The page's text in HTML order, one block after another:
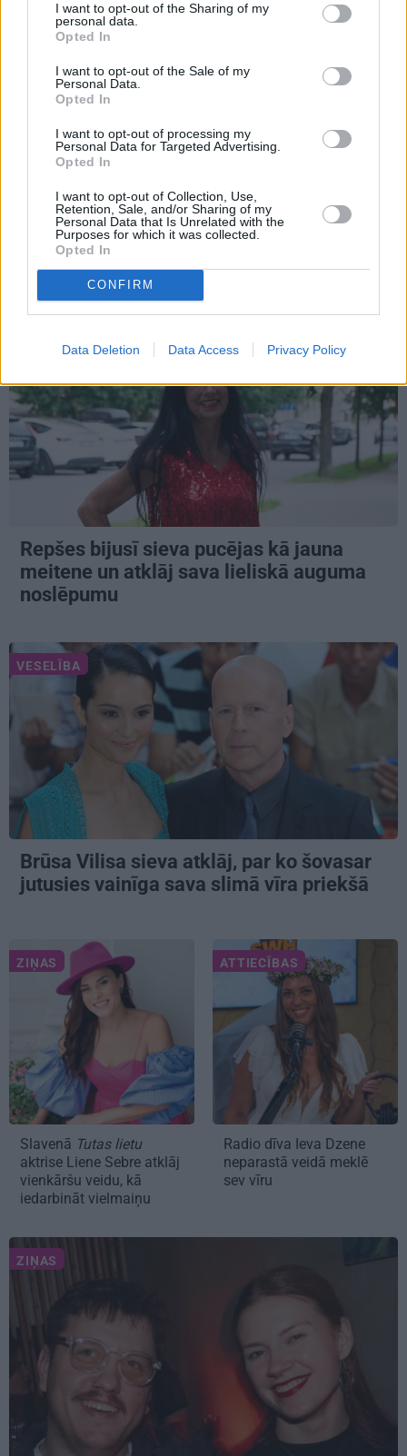
I want to opt-out of the Sharing of my
personal data.
Opted In
I want to opt-out of the Sale of my
Personal Data.
Opted In
I want to opt-out of processing my
Personal Data for Targeted Advertising.
Opted In
I want to opt-out of Collection, Use,
Retention, Sale, and/or Sharing of my
Personal Data that Is Unrelated with the
Purposes for which it was collected.
Opted In
CONFIRM
Data Deletion Data Access Privacy Policy
HOROSKOPI
Horoskops visām zīmēm no 6. līdz 12.
augustam
IEVA VIRTUVĒ
populāri ļaudis
PRIVĀTĀ DZĪVE
Repšes bijusī sieva pucējas kā jauna
meitene un atklāj sava lieliskā auguma
noslēpumu
VESELĪBA
Brūsa Vilisa sieva atklāj, par ko šovasar
jutusies vainīga sava slimā vīra priekšā
ZIŅAS
Slavenā Tutas lietu
aktrise Liene Sebre atklāj
vienkāršu veidu, kā
iedarbināt vielmaiņu
ATTIECĪBAS
Radio dīva Ieva Dzene
neparastā veidā meklē
sev vīru
ZIŅAS